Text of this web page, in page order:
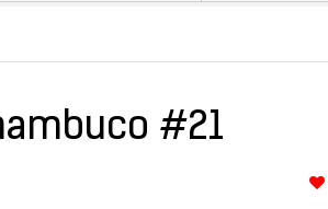
#21